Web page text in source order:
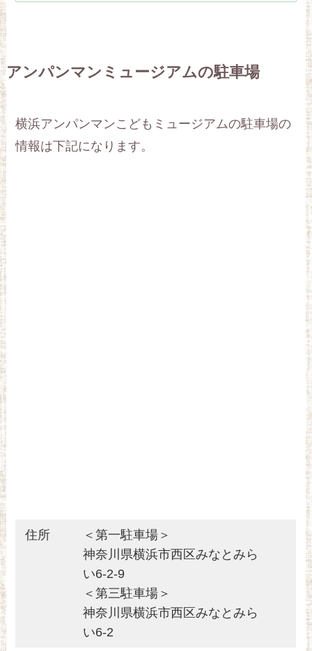
アンパンマンミュージアムの駐車場
横浜アンパンマンこどもミュージアムの駐車場の
情報は下記になります。
住所
＜第一駐車場＞
神奈川県横浜市西区みなとみら
い6-2-9
＜第三駐車場＞
神奈川県横浜市西区みなとみら
い6-2